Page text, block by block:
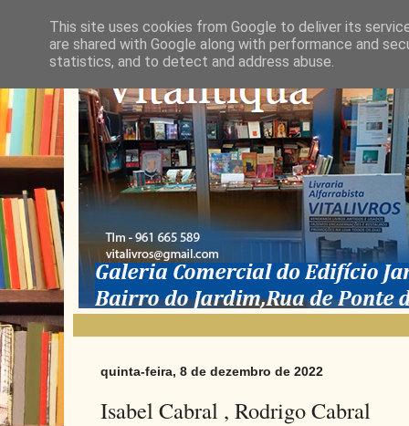
quinta-feira, 8 de dezembro de 2022
Isabel Cabral , Rodrigo Cabral
This site uses cookies from Google to deliver its
are shared with Google along with performance and
statistics, and to detect and address abuse.